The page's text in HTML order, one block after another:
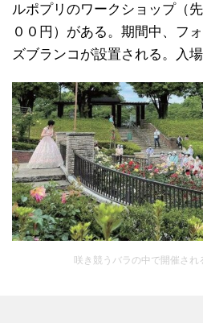
ルポプリのワークショップ（
００円）がある。期間中、フ
ズブランコが設置される。入場
咲き競うバラの中で開催され